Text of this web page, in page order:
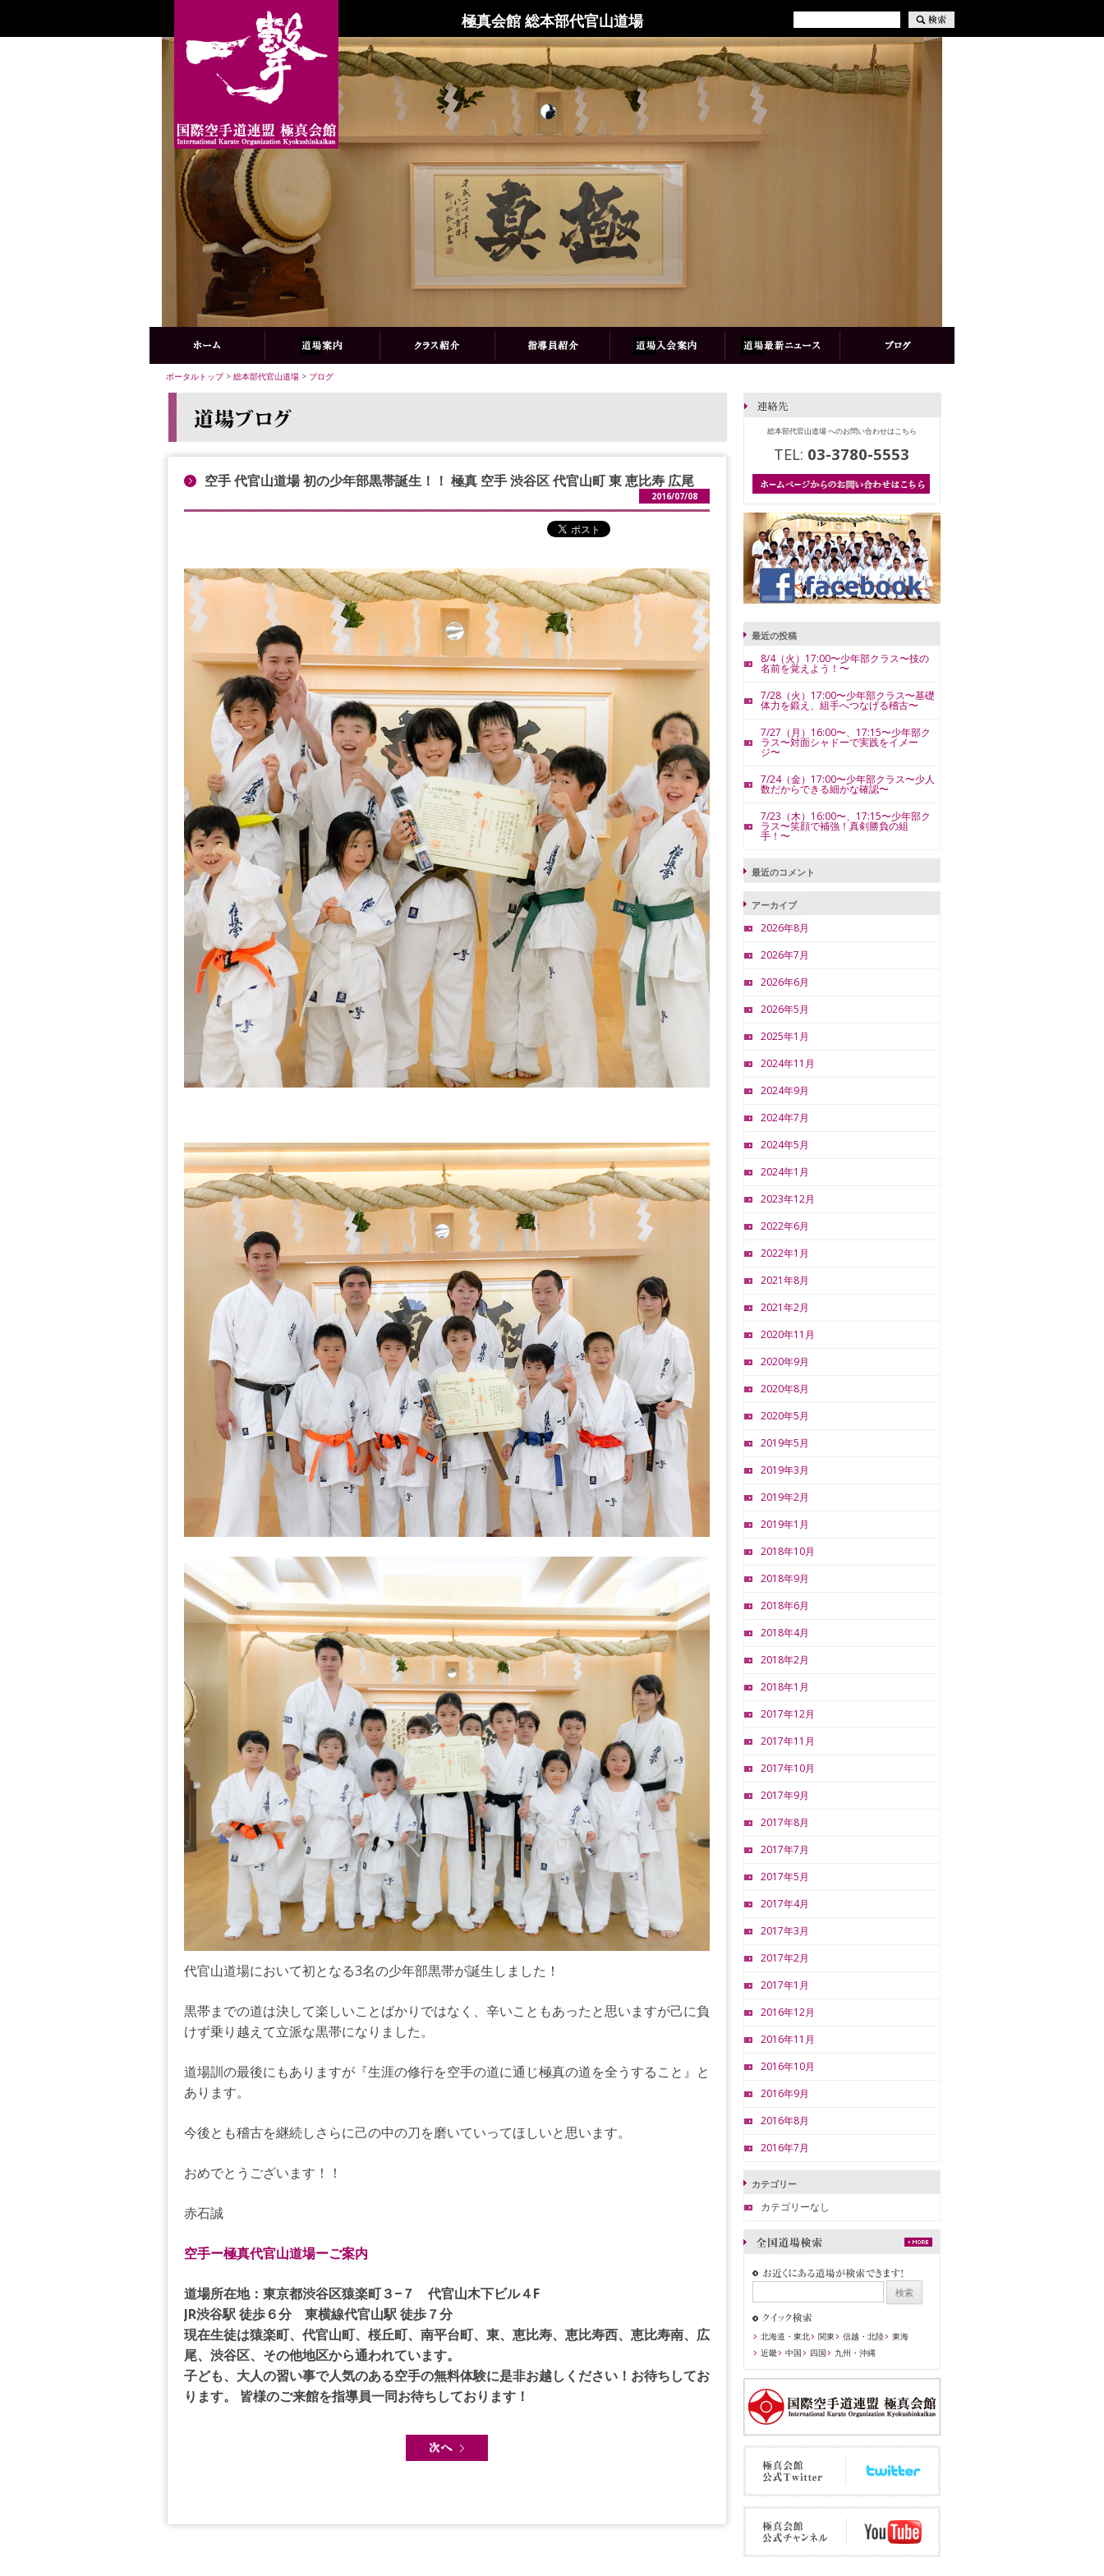
極真会館 総本部代官山道場
ポータルトップ> 総本部代官山道場 > ブログ
空手 代官山道場 初の少年部黒帯誕生！！ 極真 空手 渋谷区 代官山町 東 恵比寿 広尾
2016/07/08
代官山道場において初となる3名の少年部黒帯が誕生しました！
黒帯までの道は決して楽しいことばかりではなく、辛いこともあったと思いますが己に負
けず乗り越えて立派な黒帯になりました。
道場訓の最後にもありますが『生涯の修行を空手の道に通じ極真の道を全うすること』と
あります。
今後とも稽古を継続しさらに己の中の刀を磨いていってほしいと思います。
おめでとうございます！！
赤石誠
空手ー極真代官山道場ーご案内
道場所在地：東京都渋谷区猿楽町３−７ 代官山木下ビル４F
JR渋谷駅 徒歩６分 東横線代官山駅 徒歩７分
現在生徒は猿楽町、代官山町、桜丘町、南平台町、東、恵比寿、恵比寿西、恵比寿南、広
尾、渋谷区、その他地区から通われています。
子ども、大人の習い事で人気のある空手の無料体験に是非お越しください！お待ちしてお
ります。 皆様のご来館を指導員一同お待ちしております！
総本部代官山道場 へのお問い合わせはこちら
TEL: 03-3780-5553
最近の投稿
8/4（火）17:00〜少年部クラス〜技の
名前を覚えよう！〜
7/28（火）17:00〜少年部クラス〜基礎
体力を鍛え、組手へつなげる稽古〜
7/27（月）16:00〜、17:15〜少年部ク
ラス〜対面シャドーで実践をイメー
ジ〜
7/24（金）17:00〜少年部クラス〜少人
数だからできる細かな確認〜
7/23（木）16:00〜、17:15〜少年部ク
ラス〜笑顔で補強！真剣勝負の組
手！〜
最近のコメント
アーカイブ
2026年8月
2026年7月
2026年6月
2026年5月
2025年1月
2024年11月
2024年9月
2024年7月
2024年5月
2024年1月
2023年12月
2022年6月
2022年1月
2021年8月
2021年2月
2020年11月
2020年9月
2020年8月
2020年5月
2019年5月
2019年3月
2019年2月
2019年1月
2018年10月
2018年9月
2018年6月
2018年4月
2018年2月
2018年1月
2017年12月
2017年11月
2017年10月
2017年9月
2017年8月
2017年7月
2017年5月
2017年4月
2017年3月
2017年2月
2017年1月
2016年12月
2016年11月
2016年10月
2016年9月
2016年8月
2016年7月
カテゴリー
カテゴリーなし
北海道・東北 関東 信越・北陸
東海
近畿
中国 四国 九州・沖縄